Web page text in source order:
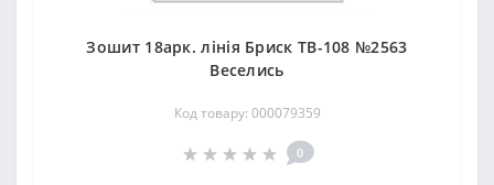
Зошит 18арк. лінія Бриск ТВ-108 №2563
Веселись
Код товару: 000079359
0